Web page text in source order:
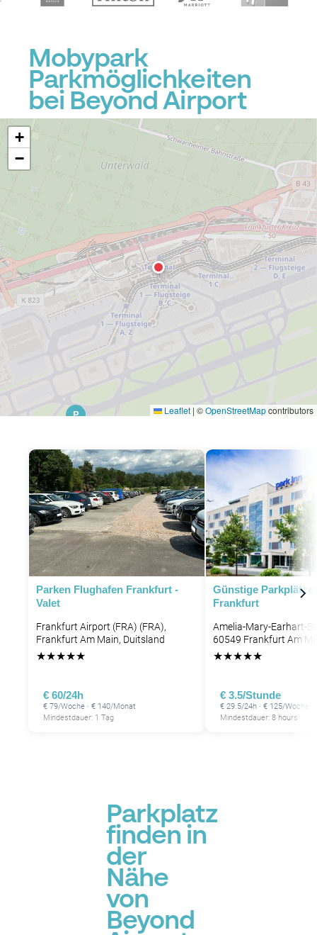
Mobypark
Parkmöglichkeiten
bei Beyond Airport
P
+
−
Leaflet | ©OpenStreetMapcontributors
Parken Flughafen Frankfurt -
Valet
Frankfurt Airport (FRA) (FRA),
Frankfurt Am Main, Duitsland
★★★★★
€ 60/24h
€ 79/Woche · € 140/Monat
Mindestdauer: 1 Tag
Günstige Parkplätze
Frankfurt
Amelia-Mary-Earhart-
60549 Frankfurt Am
★★★★★
€ 3.5/Stunde
€ 29.5/24h · € 125/Woche
Mindestdauer: 8 hours
Parkplatz
finden in
der
Nähe
von
Beyond